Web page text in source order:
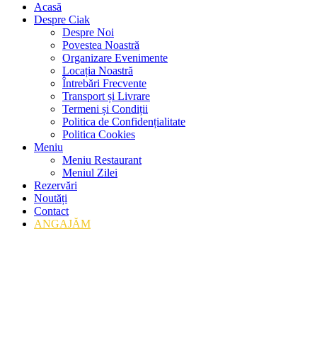
Acasă
Despre Ciak
Despre Noi
Povestea Noastră
Organizare Evenimente
Locația Noastră
Întrebări Frecvente
Transport și Livrare
Termeni și Condiții
Politica de Confidențialitate
Politica Cookies
Meniu
Meniu Restaurant
Meniul Zilei
Rezervări
Noutăți
Contact
ANGAJĂM